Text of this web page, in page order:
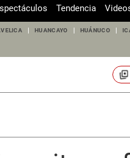
Tendencia
HUANCAYO HUÁNUCO